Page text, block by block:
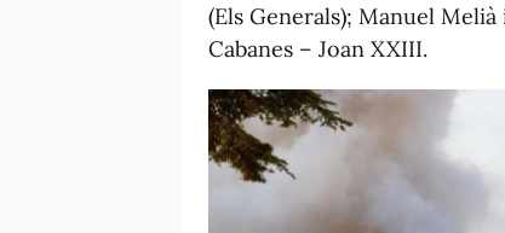
(Els Generals); Manuel
Cabanes – Joan XXIII.